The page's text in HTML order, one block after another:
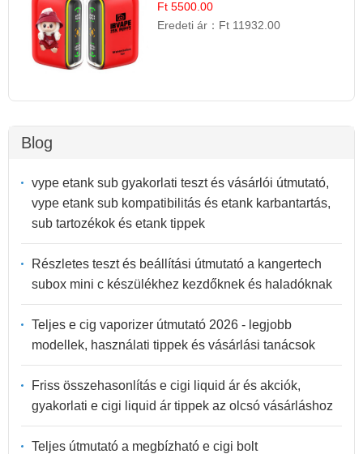
Nyári Íz
Ft 5500.00
Eredeti ár： Ft 11932.00
Blog
vype etank sub gyakorlati teszt és vásárlói útmutató,
vype etank sub kompatibilitás és etank karbantartás,
sub tartozékok és etank tippek
Részletes teszt és beállítási útmutató a kangertech
subox mini c készülékhez kezdőknek és haladóknak
Teljes e cig vaporizer útmutató 2026 - legjobb
modellek, használati tippek és vásárlási tanácsok
Friss összehasonlítás e cigi liquid ár és akciók,
gyakorlati e cigi liquid ár tippek az olcsó vásárláshoz
Teljes útmutató a megbízható e cigi bolt